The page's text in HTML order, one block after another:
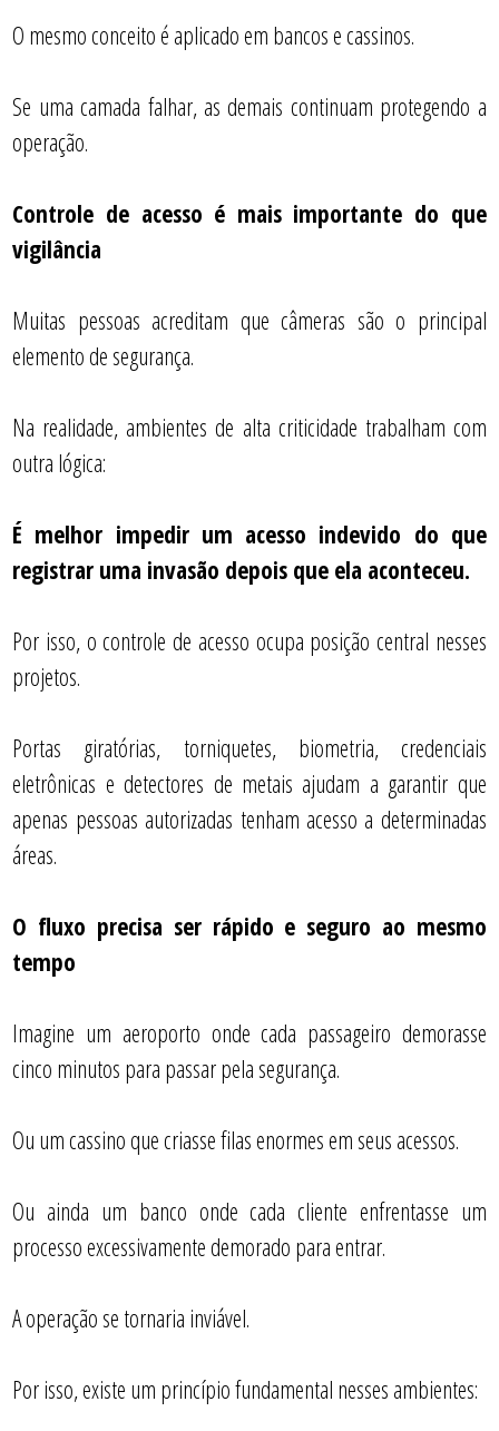
O mesmo conceito é aplicado em bancos e cassinos.
Se uma camada falhar, as demais continuam protegendo a
operação.
Controle de acesso é mais importante do que
vigilância
Muitas pessoas acreditam que câmeras são o principal
elemento de segurança.
Na realidade, ambientes de alta criticidade trabalham com
outra lógica:
É melhor impedir um acesso indevido do que
registrar uma invasão depois que ela aconteceu.
Por isso, o controle de acesso ocupa posição central nesses
projetos.
Portas giratórias, torniquetes, biometria, credenciais
eletrônicas e detectores de metais ajudam a garantir que
apenas pessoas autorizadas tenham acesso a determinadas
áreas.
O fluxo precisa ser rápido e seguro ao mesmo
tempo
Imagine um aeroporto onde cada passageiro demorasse
cinco minutos para passar pela segurança.
Ou um cassino que criasse filas enormes em seus acessos.
Ou ainda um banco onde cada cliente enfrentasse um
processo excessivamente demorado para entrar.
A operação se tornaria inviável.
Por isso, existe um princípio fundamental nesses ambientes: